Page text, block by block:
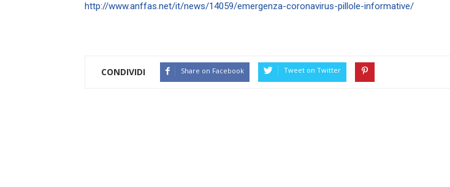
http://www.anffas.net/it/news/14059/emergenza-coronavirus-pillole-informative/
CONDIVIDI Share on Facebook Tweet on Twitter